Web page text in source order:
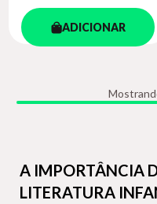
ADICIONAR
A IMPORTÂNCIA
LITERATURA